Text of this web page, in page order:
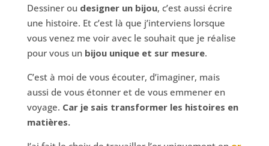
Dessiner ou designer un bijou, c’est aussi écrire
une histoire. Et c’est là que j’interviens lorsque
vous venez me voir avec le souhait que je réalise
pour vous un bijou unique et sur mesure.
C’est à moi de vous écouter, d’imaginer, mais
aussi de vous étonner et de vous emmener en
voyage. Car je sais transformer les histoires en
matières.